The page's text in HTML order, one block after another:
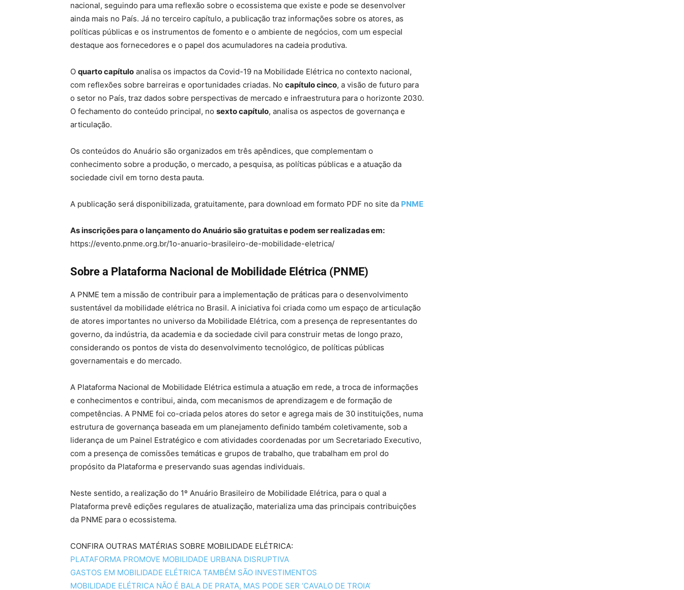
nacional, seguindo para uma reflexão sobre o ecossistema que existe e pode se desenvolver
ainda mais no País. Já no terceiro capítulo, a publicação traz informações sobre os atores, as
políticas públicas e os instrumentos de fomento e o ambiente de negócios, com um especial
destaque aos fornecedores e o papel dos acumuladores na cadeia produtiva.
O quarto capítulo analisa os impactos da Covid-19 na Mobilidade Elétrica no contexto nacional,
com reflexões sobre barreiras e oportunidades criadas. No capítulo cinco, a visão de futuro para
o setor no País, traz dados sobre perspectivas de mercado e infraestrutura para o horizonte 2030.
O fechamento do conteúdo principal, no sexto capítulo, analisa os aspectos de governança e
articulação.
Os conteúdos do Anuário são organizados em três apêndices, que complementam o
conhecimento sobre a produção, o mercado, a pesquisa, as políticas públicas e a atuação da
sociedade civil em torno desta pauta.
A publicação será disponibilizada, gratuitamente, para download em formato PDF no site da PNME
As inscrições para o lançamento do Anuário são gratuitas e podem ser realizadas em:
https://evento.pnme.org.br/1o-anuario-brasileiro-de-mobilidade-eletrica/
Sobre a Plataforma Nacional de Mobilidade Elétrica (PNME)
A PNME tem a missão de contribuir para a implementação de práticas para o desenvolvimento
sustentável da mobilidade elétrica no Brasil. A iniciativa foi criada como um espaço de articulação
de atores importantes no universo da Mobilidade Elétrica, com a presença de representantes do
governo, da indústria, da academia e da sociedade civil para construir metas de longo prazo,
considerando os pontos de vista do desenvolvimento tecnológico, de políticas públicas
governamentais e do mercado.
A Plataforma Nacional de Mobilidade Elétrica estimula a atuação em rede, a troca de informações
e conhecimentos e contribui, ainda, com mecanismos de aprendizagem e de formação de
competências. A PNME foi co-criada pelos atores do setor e agrega mais de 30 instituições, numa
estrutura de governança baseada em um planejamento definido também coletivamente, sob a
liderança de um Painel Estratégico e com atividades coordenadas por um Secretariado Executivo,
com a presença de comissões temáticas e grupos de trabalho, que trabalham em prol do
propósito da Plataforma e preservando suas agendas individuais.
Neste sentido, a realização do 1º Anuário Brasileiro de Mobilidade Elétrica, para o qual a
Plataforma prevê edições regulares de atualização, materializa uma das principais contribuições
da PNME para o ecossistema.
CONFIRA OUTRAS MATÉRIAS SOBRE MOBILIDADE ELÉTRICA:
PLATAFORMA PROMOVE MOBILIDADE URBANA DISRUPTIVA
GASTOS EM MOBILIDADE ELÉTRICA TAMBÉM SÃO INVESTIMENTOS
MOBILIDADE ELÉTRICA NÃO É BALA DE PRATA, MAS PODE SER ‘CAVALO DE TROIA’